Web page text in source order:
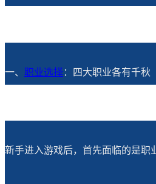
一、 职业选择：四大职业各有千秋
新手进入游戏后，首先面临的是职